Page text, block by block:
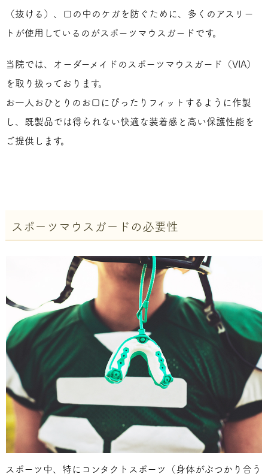
（抜ける）、口の中のケガを防ぐために、多くのアスリー
トが使用しているのがスポーツマウスガードです。
当院では、オーダーメイドのスポーツマウスガード（VIA）
を取り扱っております。
お一人おひとりのお口にぴったりフィットするように作製
し、既製品では得られない快適な装着感と高い保護性能を
ご提供します。
スポーツマウスガードの必要性
スポーツ中、特にコンタクトスポーツ（身体がぶつかり合う